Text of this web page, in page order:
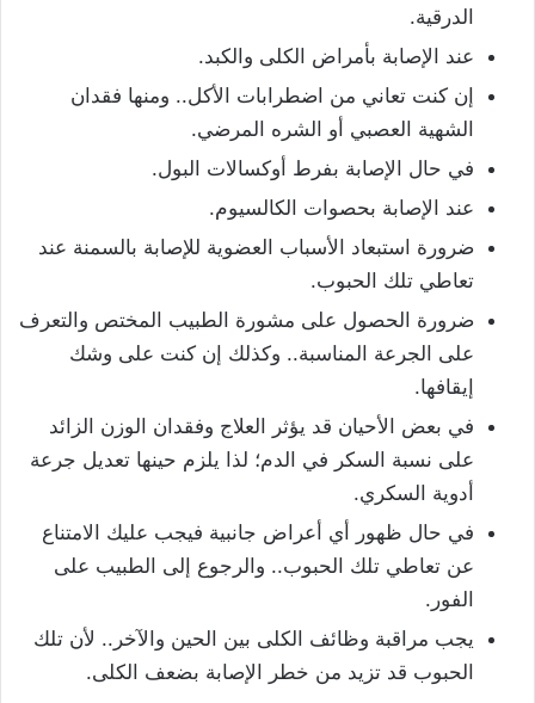
الدرقية.
عند الإصابة بأمراض الكلى والكبد.
إن كنت تعاني من اضطرابات الأكل.. ومنها فقدان
الشهية العصبي أو الشره المرضي.
في حال الإصابة بفرط أوكسالات البول.
عند الإصابة بحصوات الكالسيوم.
ضرورة استبعاد الأسباب العضوية للإصابة بالسمنة عند
تعاطي تلك الحبوب.
ضرورة الحصول على مشورة الطبيب المختص والتعرف
على الجرعة المناسبة.. وكذلك إن كنت على وشك
إيقافها.
في بعض الأحيان قد يؤثر العلاج وفقدان الوزن الزائد
على نسبة السكر في الدم؛ لذا يلزم حينها تعديل جرعة
أدوية السكري.
في حال ظهور أي أعراض جانبية فيجب عليك الامتناع
عن تعاطي تلك الحبوب.. والرجوع إلى الطبيب على
الفور.
يجب مراقبة وظائف الكلى بين الحين والآخر.. لأن تلك
الحبوب قد تزيد من خطر الإصابة بضعف الكلى.